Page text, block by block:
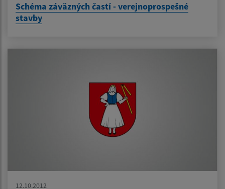
Schéma záväzných častí - verejnoprospešné
stavby
12.10.2012